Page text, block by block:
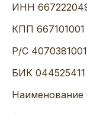
ИНН
КПП 667101001
Р/С
БИК 044525411
Наименование